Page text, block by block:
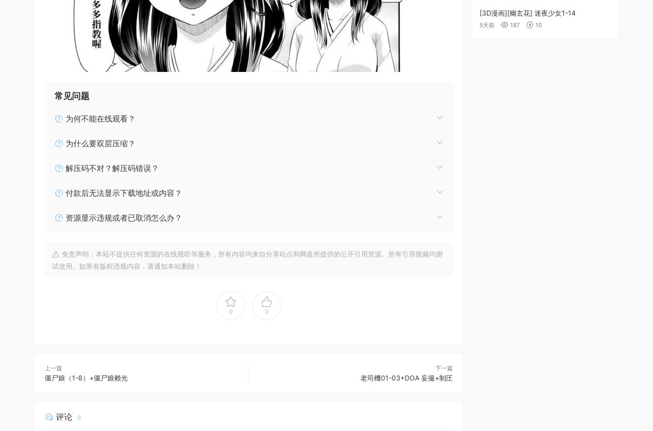
常见问题
为何不能在线观看？
为什么要双层压缩？
解压码不对？解压码错误？
付款后无法显示下载地址或内容？
资源显示违规或者已取消怎么办？
免责声明：本站不提供任何资源的在线视听等服务，所有内容均来自分享站点和网盘所提供的公开引用资源。所有引用视频均测
试使用。如果有版权违规内容，请通知本站删除！
0 0
上一篇
僵尸娘（1-8）+僵尸娘赖光
下一篇
老司機01-03+DOA 妄撮+制圧
评论 0
[3D漫画][幽玄花] 迷夜少女1-14
5天前 187 10